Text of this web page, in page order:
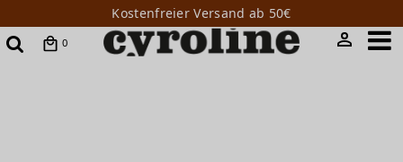
Kostenfreier Versand ab 50€
0